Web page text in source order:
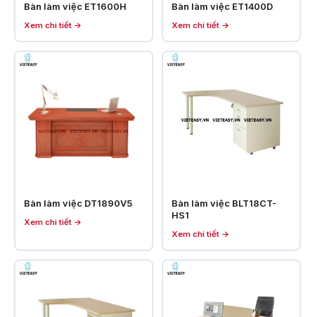
Bàn làm việc ET1600H
Xem chi tiết →
Bàn làm việc ET1400D
Xem chi tiết →
Bàn làm việc DT1890V5
Xem chi tiết →
Bàn làm việc BLT18CT-
HS1
Xem chi tiết →